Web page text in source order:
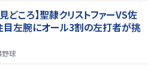
どころ】聖隷クリストファーVS佐
目左腕にオール3割の左打者が挑
野球